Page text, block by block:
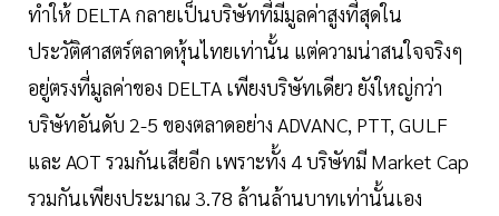
ทำให้ DELTA กลายเป็นบริษัทที่มีมูลค่าสูงที่สุดใน
ประวัติศาสตร์ตลาดหุ้นไทยเท่านั้น แต่ความน่าสนใจจริงๆ
อยู่ตรงที่มูลค่าของ DELTA เพียงบริษัทเดียว ยังใหญ่กว่า
บริษัทอันดับ 2-5 ของตลาดอย่าง ADVANC, PTT, GULF
และ AOT รวมกันเสียอีก เพราะทั้ง 4 บริษัทมี Market Cap
รวมกันเพียงประมาณ 3.78 ล้านล้านบาทเท่านั้นเอง